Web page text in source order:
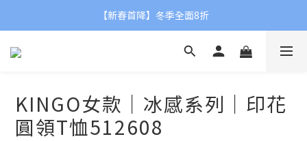
【父親節限定】滿額贈品牌運動毛巾👨❤
【新春首降】冬季全面8折
【父親節限定】滿額贈品牌運動毛巾👨❤
KINGO女款｜冰感系列｜印花
圓領T恤512608